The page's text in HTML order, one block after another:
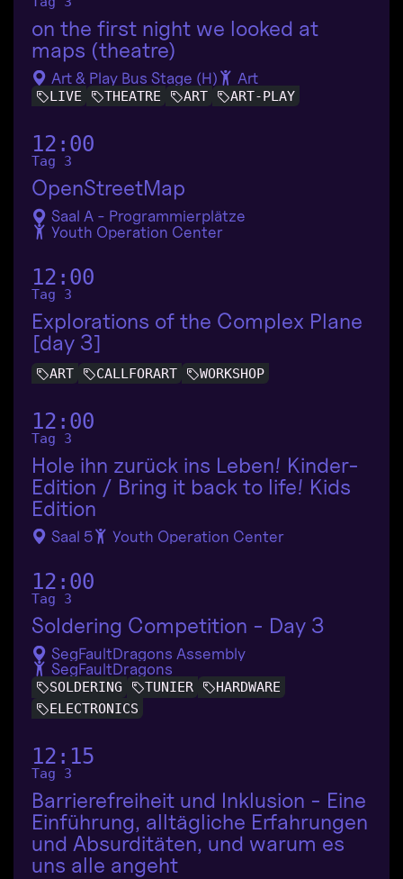
on the first night we looked at
maps (theatre)
Art & Play Bus Stage (H) Art
LIVE THEATRE ART ART-PLAY
12:00
Tag 3
OpenStreetMap
Saal A - Programmierplätze
Youth Operation Center
12:00
Tag 3
Explorations of the Complex Plane
[day 3]
ART CALLFORART WORKSHOP
12:00
Tag 3
Hole ihn zurück ins Leben! Kinder-
Edition / Bring it back to life! Kids
Edition
Saal 5 Youth Operation Center
12:00
Tag 3
Soldering Competition - Day 3
SegFaultDragons Assembly
SegFaultDragons
SOLDERING TUNIER
HARDWARE
ELECTRONICS
12:15
Tag 3
Barrierefreiheit und Inklusion - Eine
Einführung, alltägliche Erfahrungen
und Absurditäten, und warum es
uns alle angeht